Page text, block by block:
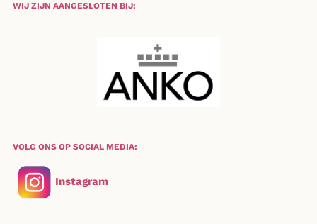
WIJ ZIJN AANGESLOTEN BIJ:
VOLG ONS OP SOCIAL MEDIA:
Instagram